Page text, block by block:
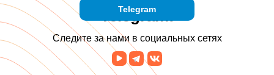
Telegram:
Следите за нами в социальных сетях
Telegram